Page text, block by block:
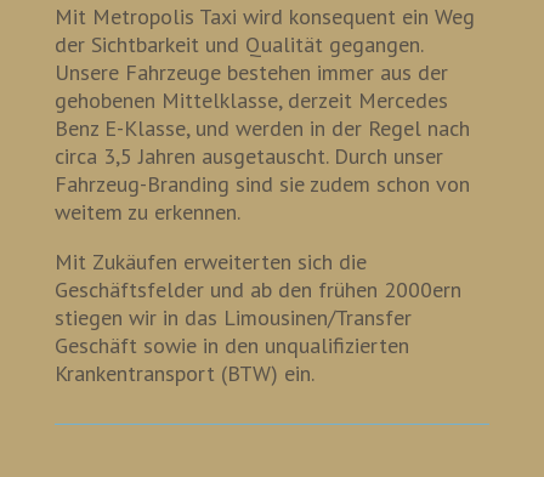
Mit Metropolis Taxi wird konsequent ein Weg
der Sichtbarkeit und Qualität gegangen.
Unsere Fahrzeuge bestehen immer aus der
gehobenen Mittelklasse, derzeit Mercedes
Benz E-Klasse, und werden in der Regel nach
circa 3,5 Jahren ausgetauscht. Durch unser
Fahrzeug-Branding sind sie zudem schon von
weitem zu erkennen.
Mit Zukäufen erweiterten sich die
Geschäftsfelder und ab den frühen 2000ern
stiegen wir in das Limousinen/Transfer
Geschäft sowie in den unqualifizierten
Krankentransport (BTW) ein.